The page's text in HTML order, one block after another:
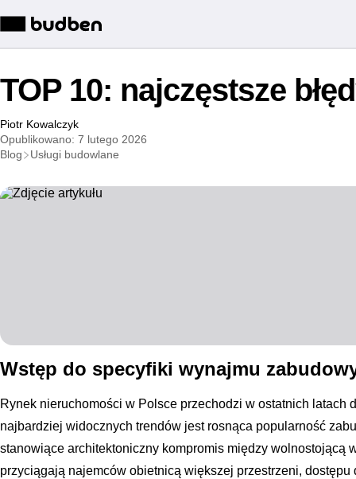
TOP 10: najczęstsze
Piotr Kowalczyk
Opublikowano: 7 lutego 2026
Blog
Usługi budowlane
Wstęp do specyfiki wynajmu
Rynek nieruchomości w Polsce przechodzi w ostatnich latach
najbardziej widocznych trendów jest rosnąca popularność
stanowiące architektoniczny kompromis między wolnostojącą
przyciągają najemców obietnicą większej przestrzeni, dostępu